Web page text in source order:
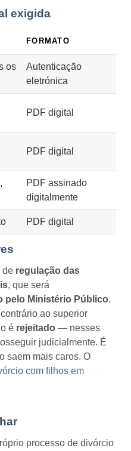
exigida
FORMATO
os
Autenticação
eletrónica
PDF digital
PDF digital
PDF assinado
digitalmente
PDF digital
de regulação das
, que será
pelo Ministério Público.
ao superior
é rejeitado — nesses
judicialmente. É
saem mais caros. O
com filhos em
processo de divórcio